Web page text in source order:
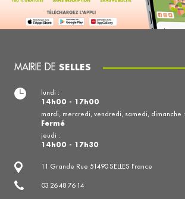
MAIRIE DE SELLES
11 Grande Rue 51490 SELLES France
03 26 48 76 14
lundi :
14h00 - 17h00
mardi, mercredi, vendredi, samedi, dimanche :
Fermé
jeudi :
14h00 - 17h30